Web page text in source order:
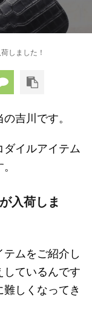
しました！
吉川です。
イルアイテム
入荷しま
ムをご紹介し
しているんです
しくなってき